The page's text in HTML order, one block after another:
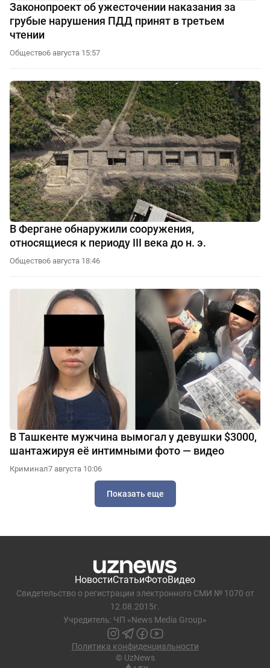
Законопроект об ужесточении наказания за
грубые нарушения ПДД принят в третьем
чтении
Общество6 августа 15:57
В Фергане обнаружили сооружения,
относящиеся к периоду III века до н. э.
Общество6 августа 18:46
В Ташкенте мужчина вымогал у девушки $3000,
шантажируя её интимными фото — видео
Криминал7 августа 10:06
Показать еще
НовостиСтатьиФотоВидео
Свидетельство о регистрации электронного СМИ № 1070 от
12.08.2015г.
Учредитель: ЧП «News Media Group»
Политика конфиденциальности
© UzNews